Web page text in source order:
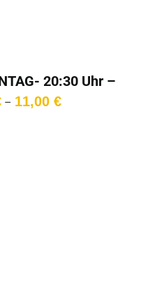
20:30 Uhr –
– 11,00 €Preisspanne: